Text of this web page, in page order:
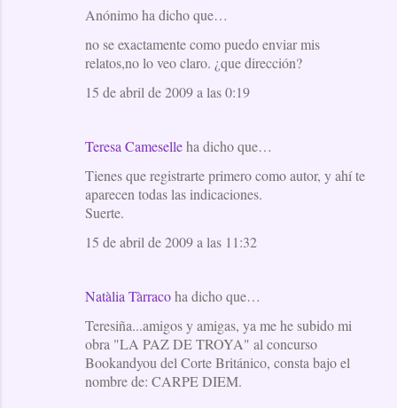
Anónimo ha dicho que…
no se exactamente como puedo enviar mis
relatos,no lo veo claro. ¿que dirección?
15 de abril de 2009 a las 0:19
Teresa Cameselleha dicho que…
Tienes que registrarte primero como autor, y ahí te
aparecen todas las indicaciones.
Suerte.
15 de abril de 2009 a las 11:32
Natàlia Tàrracoha dicho que…
Teresiña...amigos y amigas, ya me he subido mi
obra "LA PAZ DE TROYA" al concurso
Bookandyou del Corte Británico, consta bajo el
nombre de: CARPE DIEM.